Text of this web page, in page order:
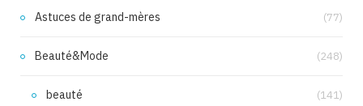
Astuces de grand-mères (77)
Beauté&Mode (248)
beauté (141)